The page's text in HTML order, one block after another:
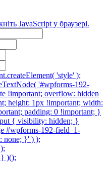
JavaScript у браузері.
'style' );
'#wpforms-192-
!important; overflow: hidden
height: 1px !important; width:
padding: 0 !important; }
{ visibility: hidden; }
#wpforms-192-field_1-
none; }' ) );
} )();